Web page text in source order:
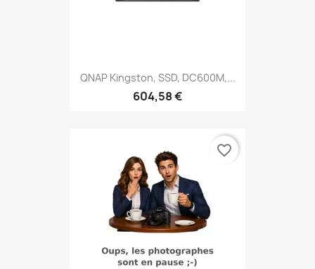
QNAP Kingston, SSD, DC600M,...
604,58 €
favorite_border